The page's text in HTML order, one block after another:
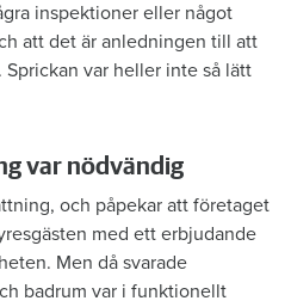
inspektioner eller något
att det är anledningen till att
var heller inte så lätt
var nödvändig
och påpekar att företaget
med ett erbjudande
Men då svarade
badrum var i funktionellt